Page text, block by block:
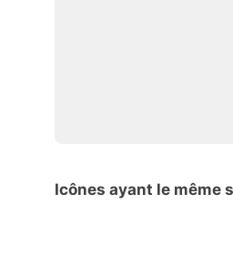
Icônes ayant le même